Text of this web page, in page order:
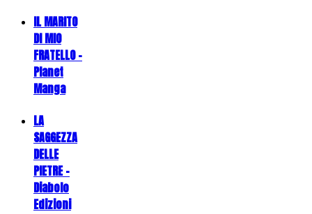
IL MARITO
DI MIO
FRATELLO -
Planet
Manga
LA
SAGGEZZA
DELLE
PIETRE -
Diabolo
Edizioni